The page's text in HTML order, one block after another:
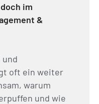
im
&
und
oft ein weiter
warum
und wie